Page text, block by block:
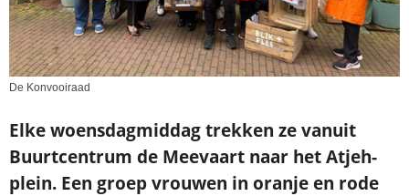
De Konvooiraad
Elke woensdagmiddag trekken ze vanuit
Buurtcentrum de Meevaart naar het Atjeh-
plein. Een groep vrouwen in oranje en rode